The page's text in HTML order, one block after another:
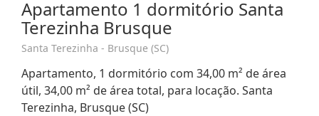
Apartamento 1 dormitório Santa
Terezinha Brusque
Santa Terezinha - Brusque (SC)
Apartamento, 1 dormitório com 34,00 m² de área
útil, 34,00 m² de área total, para locação. Santa
Terezinha, Brusque (SC)